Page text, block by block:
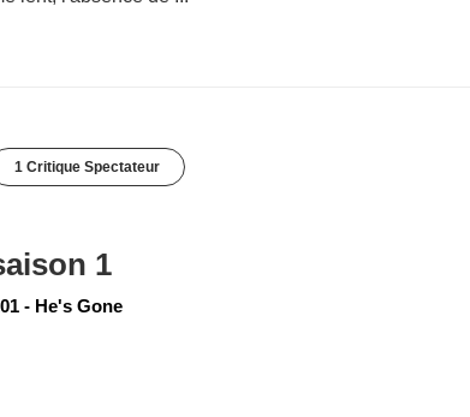
1 Critique Spectateur
1
- He's Gone